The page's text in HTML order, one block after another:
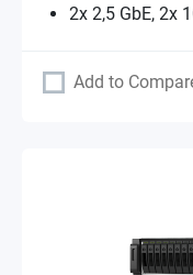
2x 2,5 GbE, 2x
Add to